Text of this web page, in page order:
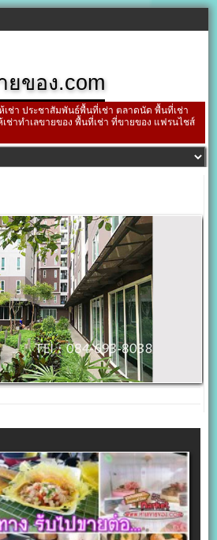
ยของ.com
เช่า ประชาสัมพันธ์พื้นที่เช่า ตลาดนัด พื้นที่เช่า
ช่าทำเลขายของ พื้นที่เช่า ที่ขายของ แฟรนไชส์